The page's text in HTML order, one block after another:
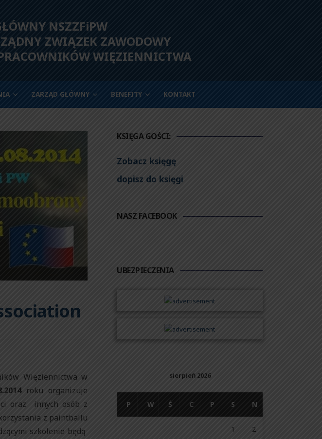
NSZZFiPW
ZWIĄZEK ZAWODOWY
WIĘZIENNICTWA
ZARZĄD GŁÓWNY BENEFITY KONTAKT
Więziennictwa w
roku organizuje
oraz innych osób z
z paintballu
szkolenie będą
KSIĘGA GOŚCI:
Zobacz księgę
dopisz do księgi
NASZ FACEBOOK
UBEZPIECZENIA
sierpień 2026
P W Ś C P S N
1 2